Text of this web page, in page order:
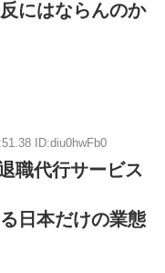
にはならんのか
ID:diu0hwFb0
職代行サービス
日本だけの業態